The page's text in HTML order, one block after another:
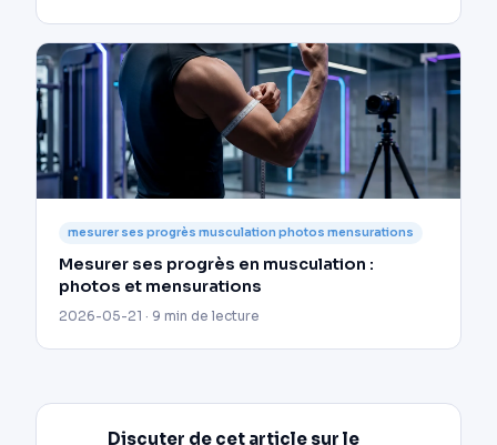
mesurer ses progrès musculation photos mensurations
Mesurer ses progrès en musculation :
photos et mensurations
2026-05-21 · 9 min de lecture
Discuter de cet article sur le